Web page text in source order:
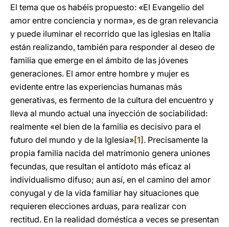
El tema que os habéis propuesto: «El Evangelio del
amor entre conciencia y norma», es de gran relevancia
y puede iluminar el recorrido que las iglesias en Italia
están realizando, también para responder al deseo de
familia que emerge en el ámbito de las jóvenes
generaciones. El amor entre hombre y mujer es
evidente entre las experiencias humanas más
generativas, es fermento de la cultura del encuentro y
lleva al mundo actual una inyección de sociabilidad:
realmente «el bien de la familia es decisivo para el
futuro del mundo y de la Iglesia»[1] . Precisamente la
propia familia nacida del matrimonio genera uniones
fecundas, que resultan el antídoto más eficaz al
individualismo difuso; aun así, en el camino del amor
conyugal y de la vida familiar hay situaciones que
requieren elecciones arduas, para realizar con
rectitud. En la realidad doméstica a veces se presentan